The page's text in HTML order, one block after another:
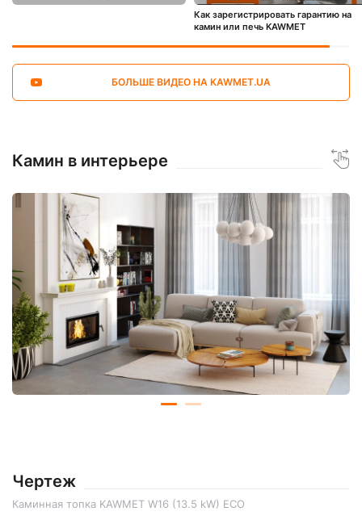
Как зарегистрировать гарантию на
камин или печь KAWMET
БОЛЬШЕ ВИДЕО НА KAWMET.UA
Камин в интерьере
Чертеж
Каминная топка KAWMET W16 (13.5 kW) ECO